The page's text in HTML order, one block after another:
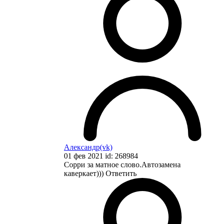
Александр(vk)
01 фев 2021 id: 268984
Сорри за матное слово.Автозамена
каверкает))) Ответить